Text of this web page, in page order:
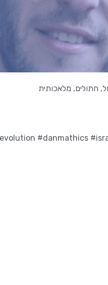
, חתולים, מלאכותית
#danmathics